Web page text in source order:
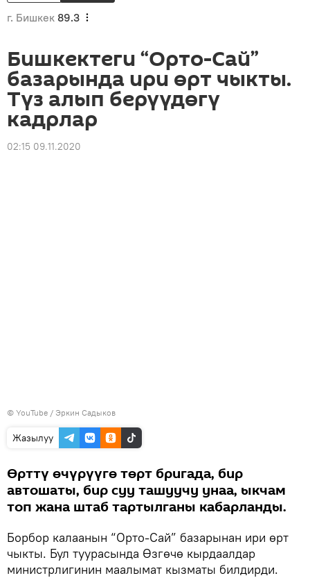
г. Бишкек 89.3
Бишкектеги “Орто-Сай”
базарында ири өрт чыкты.
Түз алып берүүдөгү
кадрлар
02:15 09.11.2020
© YouTube / Эркин Садыков
Жазылуу
Өрттү өчүрүүгө төрт бригада, бир
автошаты, бир суу ташуучу унаа, ыкчам
топ жана штаб тартылганы кабарланды.
Борбор калаанын “Орто-Сай” базарынан ири өрт
чыкты. Бул туурасында Өзгөчө кырдаалдар
министрлигинин маалымат кызматы билдирди.